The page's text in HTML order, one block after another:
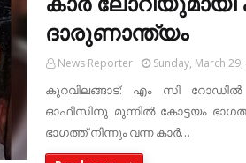
ദാരുണാന്ത്യം
News Reporter Sunday, March
കുറവിലങ്ങാട്: എം സി
ഓഫീസിനു മുന്നിൽ കോട്ടയം
ഭാഗത്ത് നിന്നും വന്ന കാർ…